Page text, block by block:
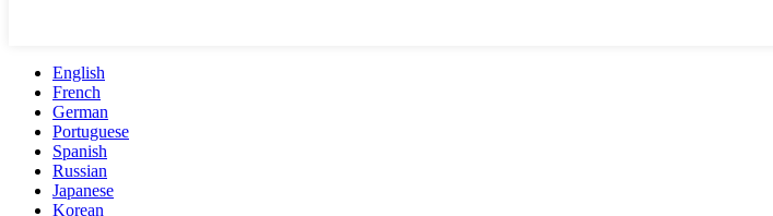
English
French
German
Portuguese
Spanish
Russian
Japanese
Korean